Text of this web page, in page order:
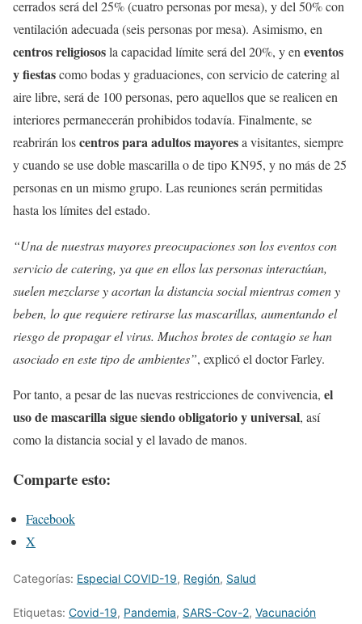
cerrados será del 25% (cuatro personas por mesa), y del 50% con
ventilación adecuada (seis personas por mesa). Asimismo, en
centros religiososla capacidad límite será del 20%, y eneventos
y fiestascomo bodas y graduaciones, con servicio de catering al
aire libre, será de 100 personas, pero aquellos que se realicen en
interiores permanecerán prohibidos todavía. Finalmente, se
reabrirán loscentros para adultos mayoresa visitantes, siempre
y cuando se use doble mascarilla o de tipo KN95, y no más de 25
personas en un mismo grupo. Las reuniones serán permitidas
hasta los límites del estado.
“Una de nuestras mayores preocupaciones son los eventos con
servicio de catering, ya que en ellos las personas interactúan,
suelen mezclarse y acortan la distancia social mientras comen y
beben, lo que requiere retirarse las mascarillas, aumentando el
riesgo de propagar el virus. Muchos brotes de contagio se han
asociado en este tipo de ambientes”, explicó el doctor Farley.
Por tanto, a pesar de las nuevas restricciones de convivencia, el
uso de mascarilla sigue siendo obligatorio y universal, así
como la distancia social y el lavado de manos.
Comparte esto:
Facebook
X
Categorías: Especial COVID-19, Región, Salud
Etiquetas: Covid-19, Pandemia, SARS-Cov-2, Vacunación